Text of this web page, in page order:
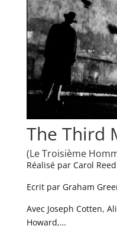
The Third
(Le Troisième
Réalisé par Carol Reed
Ecrit par Graham
Avec Joseph Cotten,
Howard,…